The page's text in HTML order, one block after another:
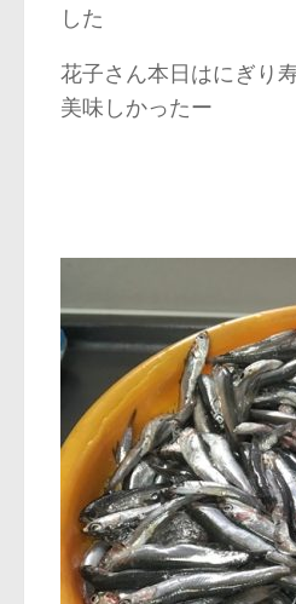
した
花子さん本日はにぎ
美味しかったー